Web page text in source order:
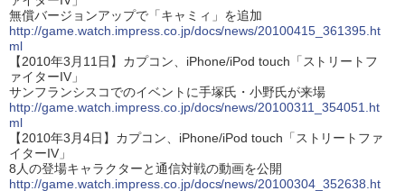
無償バージョンアップで「キャミィ」を追加
http://game.watch.impress.co.jp/docs/news/20100415_361395.ht
ml
【2010年3月11日】カプコン、iPhone/iPod touch「ストリートフ
ァイターIV」
サンフランシスコでのイベントに手塚氏・小野氏が来場
http://game.watch.impress.co.jp/docs/news/20100311_354051.ht
ml
【2010年3月4日】カプコン、iPhone/iPod touch「ストリートファ
イターIV」
8人の登場キャラクターと通信対戦の動画を公開
http://game.watch.impress.co.jp/docs/news/20100304_352638.ht